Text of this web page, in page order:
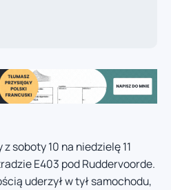
soboty 10 na niedzielę 11
E403 pod Ruddervoorde.
uderzył w tył samochodu,